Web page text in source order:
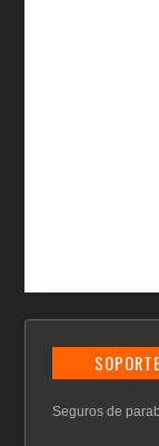
Seguros de